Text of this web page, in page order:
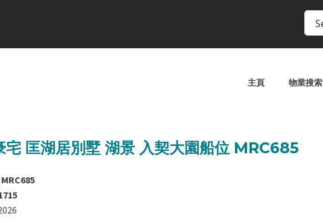
主頁 物業搜索
宅 匡湖居別墅 湖景 入契大園船位 MRC685
MRC685